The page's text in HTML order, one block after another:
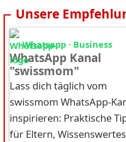
Unsere
Whatsapp · Business
WhatsApp Kanal
"swissmom"
Lass dich täglich vom
swissmom WhatsApp-
inspirieren: Praktische
für Eltern,